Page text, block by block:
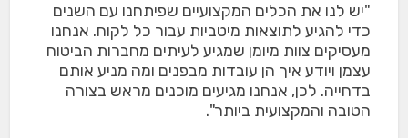
"יש לנו את הכלים המקצועיים שפיתחנו עם השנים
כדי להגיע לתוצאות מיטביות עבור כל לקוח. אנחנו
מעסיקים צוות מיומן שמגיע לעיתים מחברות הביטוח
עצמן ויודע איך הן עובדות מבפנים ומה מניע אותם
בדחייה. לכן, אנחנו מגיעים מוכנים מראש בצורה
הטובה והמקצועית ביותר".